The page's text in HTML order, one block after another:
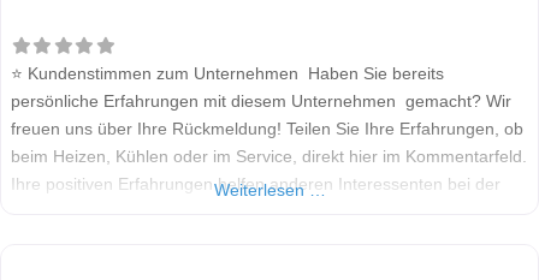
⭐ Kundenstimmen zum Unternehmen Haben Sie bereits
persönliche Erfahrungen mit diesem Unternehmen gemacht? Wir
freuen uns über Ihre Rückmeldung! Teilen Sie Ihre Erfahrungen, ob
beim Heizen, Kühlen oder im Service, direkt hier im Kommentarfeld.
Ihre positiven Erfahrungen helfen anderen Interessenten bei der
Weiterlesen …